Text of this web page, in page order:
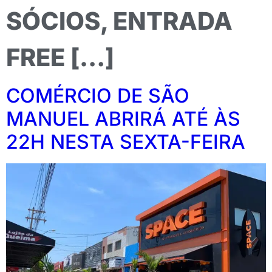
SÓCIOS, ENTRADA
FREE […]
COMÉRCIO DE SÃO
MANUEL ABRIRÁ ATÉ ÀS
22H NESTA SEXTA-FEIRA